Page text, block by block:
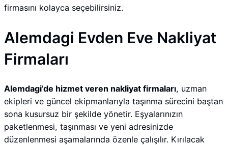
firmasını kolayca seçebilirsiniz.
Alemdagi Evden Eve Nakliyat
Firmaları
Alemdagi’de hizmet veren nakliyat firmaları, uzman
ekipleri ve güncel ekipmanlarıyla taşınma sürecini baştan
sona kusursuz bir şekilde yönetir. Eşyalarınızın
paketlenmesi, taşınması ve yeni adresinizde
düzenlenmesi aşamalarında özenle çalışılır. Kırılacak